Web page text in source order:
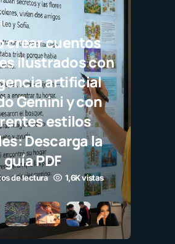
crear cuentos
ilustrados con
artificial
Gemini y con
estilos
Descarga la
guía PDF
de lectura 1,6K vistas